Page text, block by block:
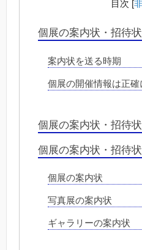
目次 [
個展の案内状・招待
案内状を送る時期
個展の開催情報は正確
個展の案内状・招待
個展の案内状・招待
個展の案内状
写真展の案内状
ギャラリーの案内状